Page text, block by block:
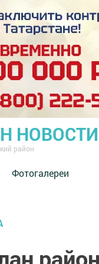
НОВОСТИ
район
Фотогалереи